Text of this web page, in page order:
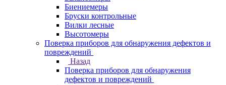
Биениемеры
Бруски контрольные
Вилки лесные
Высотомеры
Поверка приборов для обнаружения дефектов и
повреждений
Назад
Поверка приборов для обнаружения
дефектов и повреждений